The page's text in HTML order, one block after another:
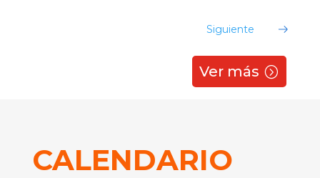
Siguiente
Ver más
CALENDARIO